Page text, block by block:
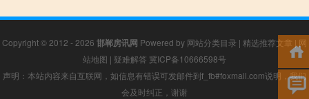
Copyright © 2012 - 2026 邯郸房讯网 Powered by 网站分类目录 | 精选推荐文章 | 网
站地图 | 疑难解答 冀ICP备10666598号
声明：本站内容来自互联网，如信息有错误可发邮件到f_fb#foxmail.com说明，我们
会及时纠正，谢谢